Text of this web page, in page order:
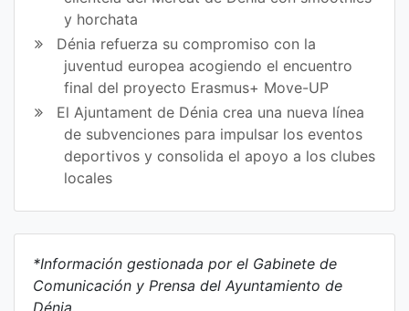
y horchata
Dénia refuerza su compromiso con la
juventud europea acogiendo el encuentro
final del proyecto Erasmus+ Move-UP
El Ajuntament de Dénia crea una nueva línea
de subvenciones para impulsar los eventos
deportivos y consolida el apoyo a los clubes
locales
*Información gestionada por el Gabinete de
Comunicación y Prensa del Ayuntamiento de
Dénia.